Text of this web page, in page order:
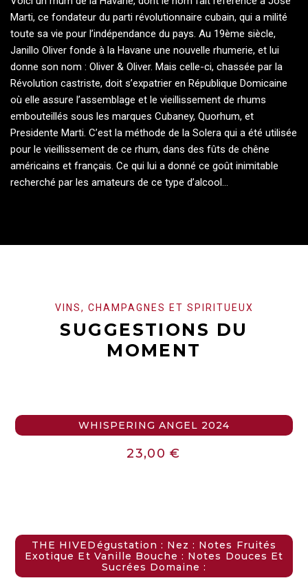
Marti, ce fondateur du parti révolutionnaire cubain, qui a milité
toute sa vie pour l’indépendance du pays. Au 19ème siècle,
Janillo Oliver fonde à la Havane une nouvelle rhumerie, et lui
donne son nom : Oliver & Oliver. Mais celle-ci, chassée par la
Révolution castriste, doit s’expatrier en République Domicaine
où elle assure l’assemblage et le vieillissement de rhums
embouteillés sous les marques Cubaney, Quorhum, et
Presidente Marti. C’est la méthode de la Solera qui a été utilisée
pour le vieillissement de ce rhum, dans des fûts de chêne
américains et français. Ce qui lui a donné ce goût inimitable
recherché par les amateurs de ce type d’alcool…
VINS, CHAMPAGNES ET SPIRITUEUX
SUGGESTIONS DU
MOMENT
WHISPERING ANGEL 2024
23,00€
THE HIVEDégustation : Nez : Notes Fruités
Exotique Et Vanille Bouche : Notes Douces Et
Sucrées Domaine :